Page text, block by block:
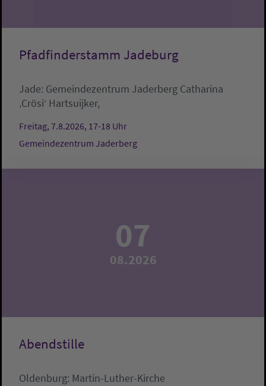
Pfadfinderstamm Jadeburg
Jade: Gemeindezentrum Jaderberg Catharina
‚Crösi‘ Hartsuijker,
Freitag, 7.8.2026, 17-18 Uhr
Gemeindezentrum Jaderberg
07
08.2026
Abendstille
Oldenburg: Martin-Luther-Kirche